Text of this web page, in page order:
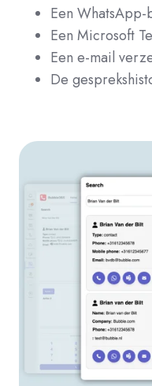
Een
Een Microsoft
Een e-mail
De